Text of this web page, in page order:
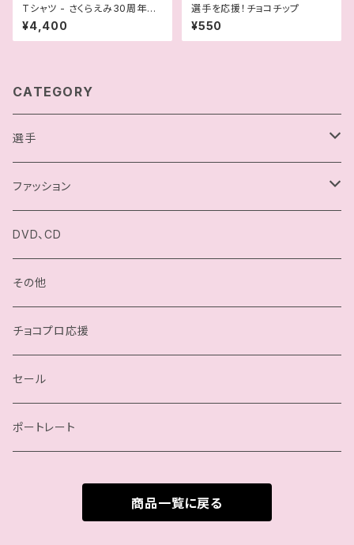
Tシャツ - さくらえみ30周年記
念Tシャツ
¥4,400
選手を応援！チョコチップ
¥550
CATEGORY
選手
駿河メイ
小石川チエ
桐原季子
四ツ葉ミヤ
沙也加
瀬戸ノノカ
ファッション
チョコプロ／ChocoPro
高梨将弘／Masahiro Takanashi
我闘雲舞／Gatoh Move
DVD、CD
その他
チョコプロ応援
セール
ポートレート
商品一覧に戻る